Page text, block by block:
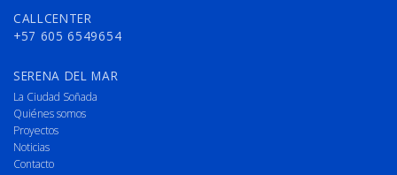
CALLCENTER
+57 605 6549654
SERENA DEL MAR
La Ciudad Soñada
Quiénes somos
Proyectos
Noticias
Contacto